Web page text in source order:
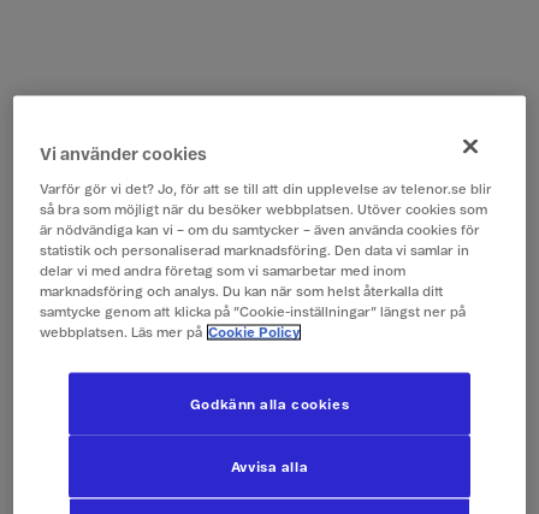
Vi använder cookies
Varför gör vi det? Jo, för att se till att din upplevelse av telenor.se blir
så bra som möjligt när du besöker webbplatsen. Utöver cookies som
är nödvändiga kan vi – om du samtycker – även använda cookies för
statistik och personaliserad marknadsföring. Den data vi samlar in
delar vi med andra företag som vi samarbetar med inom
marknadsföring och analys. Du kan när som helst återkalla ditt
samtycke genom att klicka på ”Cookie-inställningar” längst ner på
webbplatsen. Läs mer på Cookie Policy
Avvisa alla
Godkänn alla cookies